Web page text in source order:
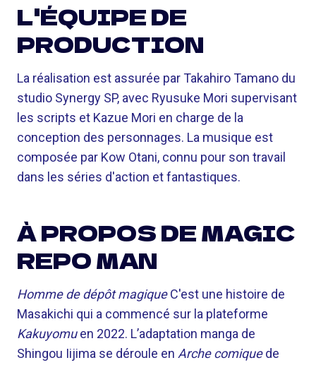
L'ÉQUIPE DE
PRODUCTION
La réalisation est assurée par Takahiro Tamano du
studio Synergy SP, avec Ryusuke Mori supervisant
les scripts et Kazue Mori en charge de la
conception des personnages. La musique est
composée par Kow Otani, connu pour son travail
dans les séries d'action et fantastiques.
À PROPOS DE MAGIC
REPO MAN
Homme de dépôt magiqueC'est une histoire de
Masakichi qui a commencé sur la plateforme
Kakuyomuen 2022. L’adaptation manga de
Shingou Iijima se déroule en Arche comiquede